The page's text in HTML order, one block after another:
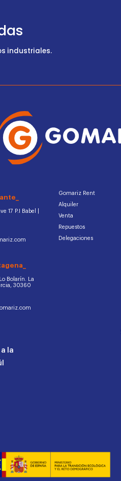
industriales.
17 P.I Babel |
Bolarín. La
30360
Gomariz Rent
Alquiler
Venta
Repuestos
Delegaciones
la